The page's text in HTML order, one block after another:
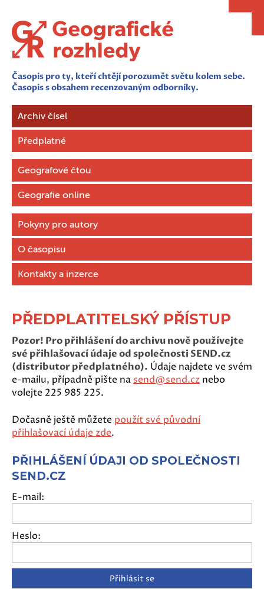
Časopis pro ty, kteří chtějí porozumět světu kolem sebe.
Časopis s obsahem recenzovaným odborníky.
Archiv čísel
Předplatné
Geografové čtou
Geografie online
Pokyny pro autory
O časopisu
Kontakty a inzerce
PŘEDPLATITELSKÝ PŘÍSTUP
Pozor! Pro přihlášení do archivu nově používejte
své přihlašovací údaje od společnosti SEND.cz
(distributor předplatného). Údaje najdete ve svém
e-mailu, případně pište na send@send.cz nebo
volejte 225 985 225.
Dočasně ještě můžete použít své původní
přihlašovací údaje zde.
PŘIHLÁŠENÍ ÚDAJI OD SPOLEČNOSTI
SEND.CZ
E-mail:
Heslo: